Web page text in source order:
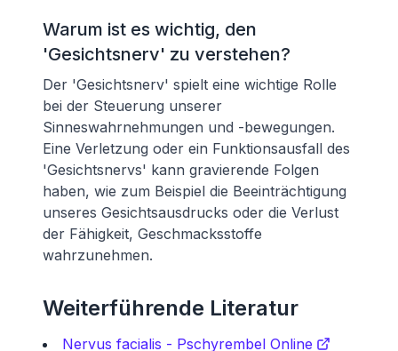
Warum ist es wichtig, den
'Gesichtsnerv' zu verstehen?
Der 'Gesichtsnerv' spielt eine wichtige Rolle
bei der Steuerung unserer
Sinneswahrnehmungen und -bewegungen.
Eine Verletzung oder ein Funktionsausfall des
'Gesichtsnervs' kann gravierende Folgen
haben, wie zum Beispiel die Beeinträchtigung
unseres Gesichtsausdrucks oder die Verlust
der Fähigkeit, Geschmacksstoffe
wahrzunehmen.
Weiterführende Literatur
Nervus facialis - Pschyrembel Online